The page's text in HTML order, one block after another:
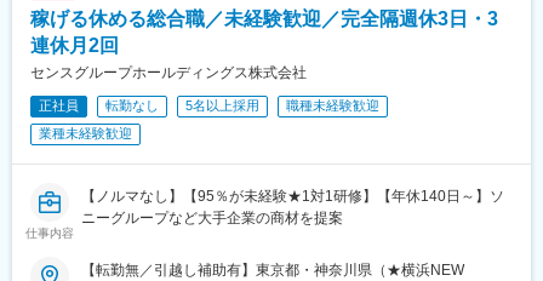
稼げる休める総合職／未経験歓迎／完全隔週休3日・3
連休月2回
センスグループホールディングス株式会社
正社員 転勤なし 5名以上採用
職種未経験歓迎
業種未経験歓迎
仕事内容
【ノルマなし】【95％が未経験★1対1研修】【年休140日～】ソ
ニーグループなど大手企業の商材を提案
【転勤無／引越し補助有】東京都・神奈川県（★横浜NEW